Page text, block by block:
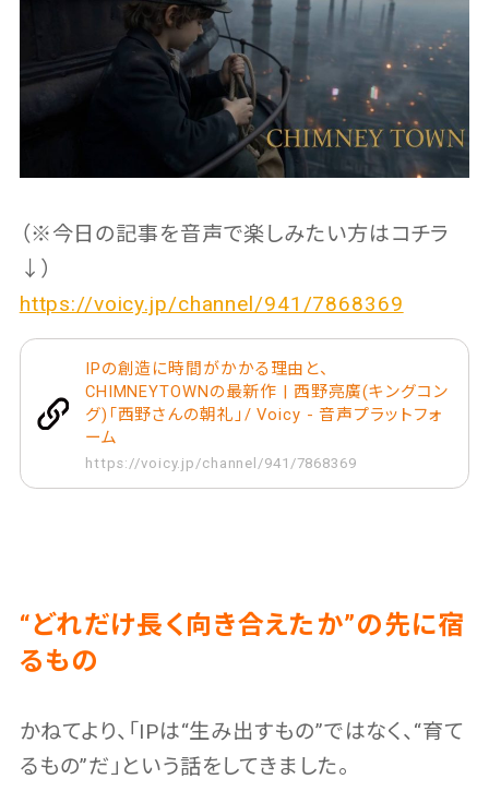
（※今日の記事を音声で楽しみたい方はコチラ
↓）
https://voicy.jp/channel/941/7868369
IPの創造に時間がかかる理由と、
CHIMNEYTOWNの最新作 | 西野亮廣(キングコン
グ)「西野さんの朝礼」/ Voicy - 音声プラットフォ
ーム
https://voicy.jp/channel/941/7868369
“どれだけ長く向き合えたか”の先に宿
るもの
かねてより、「IPは“生み出すもの”ではなく、“育て
るもの”だ」という話をしてきました。